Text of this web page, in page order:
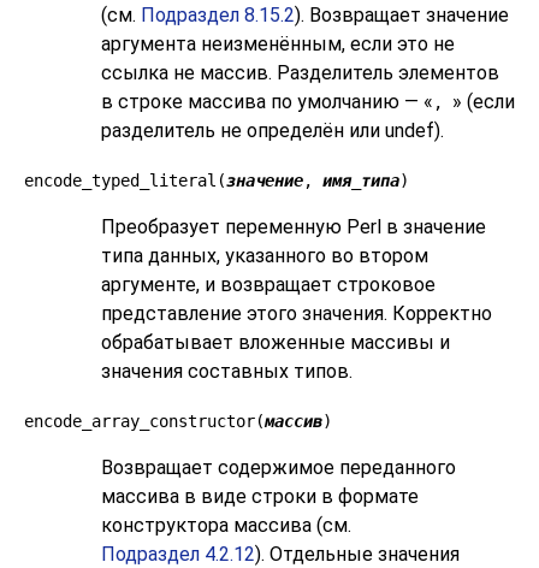
(см. Подраздел 8.15.2). Возвращает значение
аргумента неизменённым, если это не
ссылка не массив. Разделитель элементов
в строке массива по умолчанию — « , » (если
разделитель не определён или undef).
encode_typed_literal(значение, имя_типа)
Преобразует переменную Perl в значение
типа данных, указанного во втором
аргументе, и возвращает строковое
представление этого значения. Корректно
обрабатывает вложенные массивы и
значения составных типов.
encode_array_constructor(массив)
Возвращает содержимое переданного
массива в виде строки в формате
конструктора массива (см.
Подраздел 4.2.12). Отдельные значения